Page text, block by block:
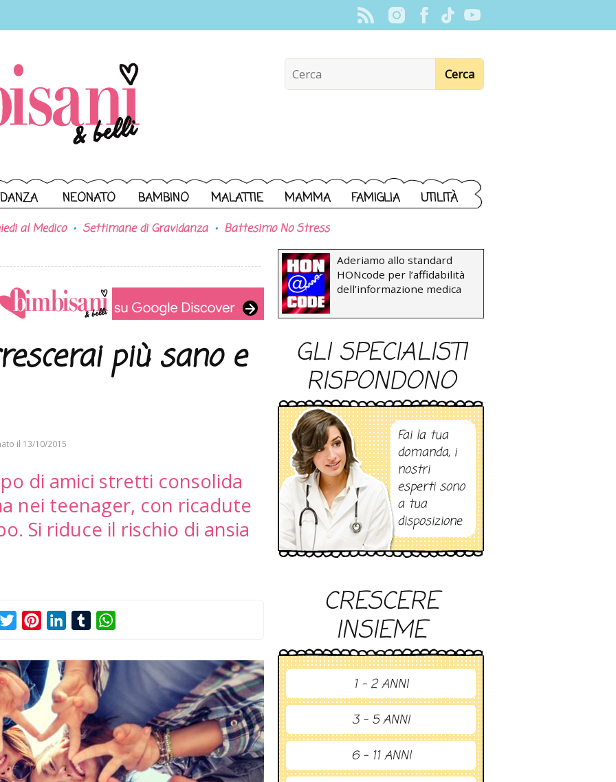
NEONATO BAMBINO MALATTIE MAMMA FAMIGLIA UTILITÀ
al Medico Settimane di Gravidanza Battesimo No Stress
più sano e
il 13/10/2015
di amici stretti consolida
nei teenager, con ricadute
Si riduce il rischio di ansia
TwitterPinterestLinkedInTumblr
Aderiamo allo standard
HONcode per l’affidabilità
dell’informazione medica
GLI SPECIALISTI
RISPONDONO
Fai la tua
domanda, i
nostri
esperti sono
a tua
disposizione
CRESCERE
INSIEME
1 - 2 ANNI
3 - 5 ANNI
6 - 11 ANNI